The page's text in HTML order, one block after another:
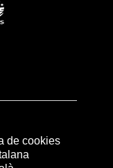
de cookies